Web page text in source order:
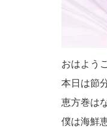
おはよう
本日は節
恵方巻は
僕は海鮮